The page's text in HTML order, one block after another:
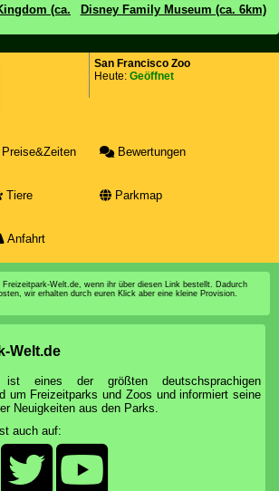
(ca.
Disney Family Museum (ca. 6km)
San Francisco Zoo
Heute: Geöffnet
Preise&Zeiten Bewertungen
Tiere Parkmap
Anfahrt
Welt.de, wenn ihr über diesen Link bestellt. Dadurch
wir erhalten durch euren Klick aber eine kleine Provision.
Welt.de
ist eines der größten deutschsprachigen
um Freizeitparks und Zoos und informiert seine
Neuigkeiten aus den Parks.
auch auf: